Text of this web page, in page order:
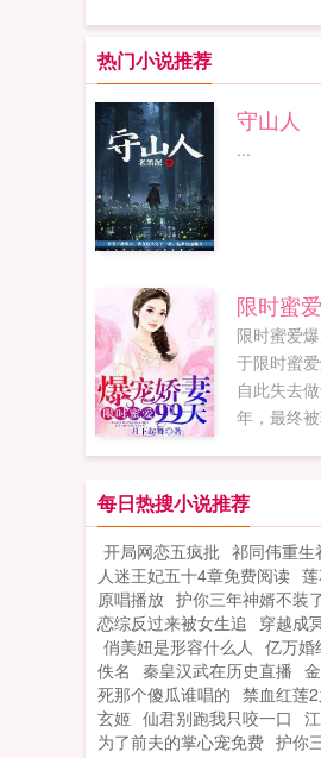
热门小说推荐
守山人
...
限时蜜
限时蜜爱
于限时蜜
自此失去
年，最终
她激烈...
每日热搜小说推荐
开局网恋五疯批 祁同伟重生
人迷王妃五十4章免费阅读
原唱播放 护你三年神婿不装
恋综反过来被女生追
穿越成
俏美妞是形容什么人 亿万婚
佚名
秦皇汉武在历史直播
死那个傻瓜谁唱的 禁血红莲
玄姬 仙君别跑我只咬一口
为了前夫的掌心宠免费 护你